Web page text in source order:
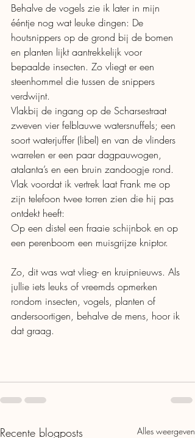
Behalve de vogels zie ik later in mijn
ééntje nog wat leuke dingen: De
houtsnippers op de grond bij de bomen
en planten lijkt aantrekkelijk voor
bepaalde insecten. Zo vliegt er een
steenhommel die tussen de snippers
verdwijnt.
Vlakbij de ingang op de Scharsestraat
zweven vier felblauwe watersnuffels; een
soort waterjuffer (libel) en van de vlinders
warrelen er een paar dagpauwogen,
atalanta’s en een bruin zandoogje rond.
Vlak voordat ik vertrek laat Frank me op
zijn telefoon twee torren zien die hij pas
ontdekt heeft:
Op een distel een fraaie schijnbok en op
een perenboom een muisgrijze kniptor.
Zo, dit was wat vlieg- en kruipnieuws. Als
jullie iets leuks of vreemds opmerken
rondom insecten, vogels, planten of
andersoortigen, behalve de mens, hoor ik
dat graag.
Recente blogposts Alles weergeven